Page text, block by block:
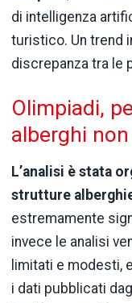
di intelligenza
turistico. Un trend
discrepanza tra le
Olimpiadi,
alberghi
L’analisi è stata
strutture
estremamente
invece le analisi
limitati e modesti,
i dati pubblicati